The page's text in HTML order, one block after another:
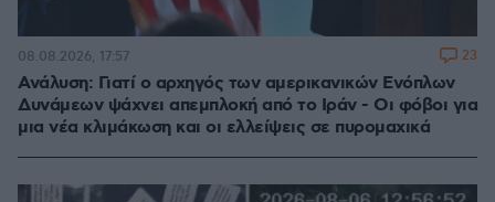
Ανάλυση: Γιατί ο αρχηγός των αμερικανικών Ενόπλων
Δυνάμεων ψάχνει απεμπλοκή από το Ιράν - Οι φόβοι για
μια νέα κλιμάκωση και οι ελλείψεις σε πυρομαχικά
08.08.2026, 17:57 23